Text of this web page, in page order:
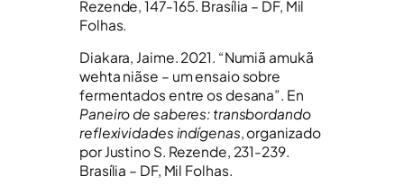
Rezende, 147-165. Brasília – DF, Mil
Folhas.
Diakara, Jaime. 2021. “Numiã amukã
wehta niãse – um ensaio sobre
fermentados entre os desana”. En
Paneiro de saberes: transbordando
reflexividades indígenas, organizado
por Justino S. Rezende, 231-239.
Brasília – DF, Mil Folhas.